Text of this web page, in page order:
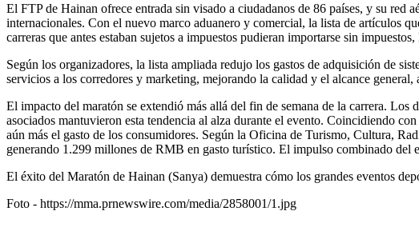
El FTP de Hainan ofrece entrada sin visado a ciudadanos de 86 países, y su red
internacionales. Con el nuevo marco aduanero y comercial, la lista de artículos
carreras que antes estaban sujetos a impuestos pudieran importarse sin
Según los organizadores, la lista ampliada redujo los gastos de adquisición de
servicios a los corredores y marketing, mejorando la calidad y el alcance
El impacto del maratón se extendió más allá del fin de semana de la carrera.
asociados mantuvieron esta tendencia al alza durante el evento. Coincidiendo
aún más el gasto de los consumidores. Según la Oficina de Turismo, Cultura,
generando 1.299 millones de RMB en gasto turístico. El impulso combinado
El éxito del Maratón de Hainan (Sanya) demuestra cómo los grandes eventos
Foto - https://mma.prnewswire.com/media/2858001/1.jpg